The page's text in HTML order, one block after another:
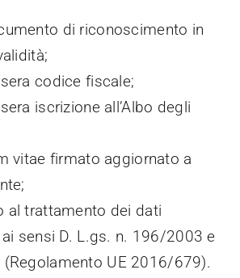
di riconoscimento in
codice fiscale;
iscrizione all’Albo degli
vitae firmato aggiornato a
al trattamento dei dati
sensi D. L.gs. n. 196/2003 e
(Regolamento UE 2016/679).